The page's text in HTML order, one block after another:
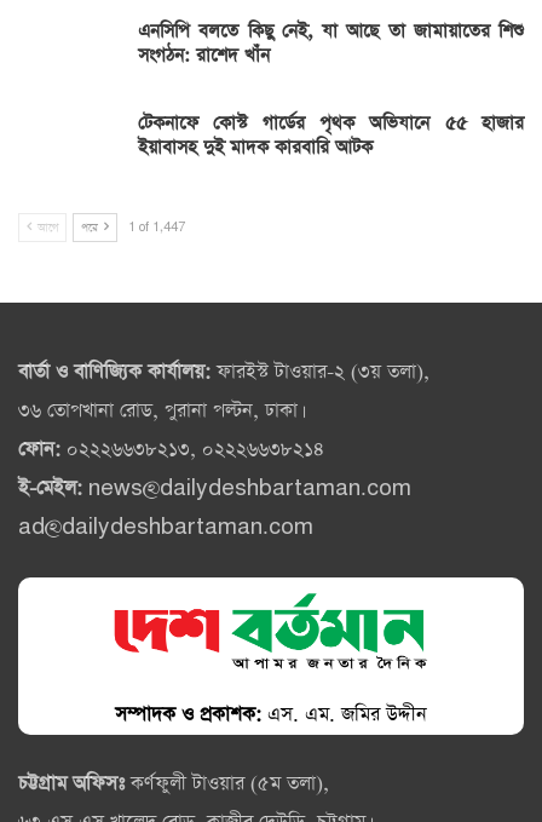
এনসিপি বলতে কিছু নেই, যা আছে তা জামায়াতের শিশু
সংগঠন: রাশেদ খাঁন
টেকনাফে কোস্ট গার্ডের পৃথক অভিযানে ৫৫ হাজার
ইয়াবাসহ দুই মাদক কারবারি আটক
আগে পরে 1 of 1,447
বার্তা ও বাণিজ্যিক কার্যালয়:ফারইস্ট টাওয়ার-২ (৩য় তলা),
৩৬ তোপখানা রোড, পুরানা পল্টন, ঢাকা।
ফোন: ০২২২৬৬৩৮২১৩, ০২২২৬৬৩৮২১৪
ই-মেইল: news@dailydeshbartaman.com
ad@dailydeshbartaman.com
সম্পাদক ও প্রকাশক: এস. এম. জমির উদ্দীন
চট্টগ্রাম অফিসঃকর্ণফুলী টাওয়ার (৫ম তলা),